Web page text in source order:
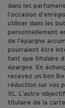
dans les
l’occasion
utiliser dans les
personnellement
de l’épargne
pourraient être
tant que titulaire
épargne. En
recevez un bon
réduction sur vos
XL. L’autre
titulaire de la